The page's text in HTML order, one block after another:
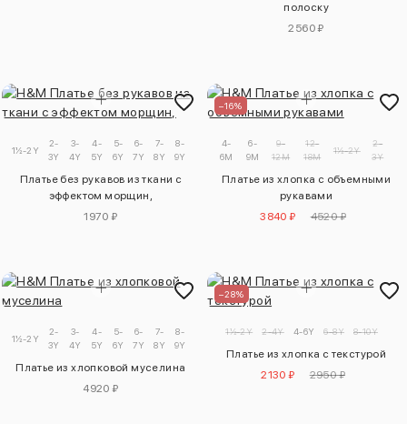
полоску
2560 ₽
1½-2Y
2-
3Y
3-
4Y
4-
5Y
5-
6Y
6-
7Y
7-
8Y
8-
9Y
Платье без рукавов из ткани с
эффектом морщин,
1970 ₽
–16%
4-
6M
6-
9M
9-
12M
12-
18M
1½-2Y
2-
3Y
Платье из хлопка с объемными
рукавами
3840 ₽
4520 ₽
1½-2Y
2-
3Y
3-
4Y
4-
5Y
5-
6Y
6-
7Y
7-
8Y
8-
9Y
Платье из хлопковой муселина
4920 ₽
–28%
1½-2Y 2-4Y 4-6Y 6-8Y 8-10Y
Платье из хлопка с текстурой
2130 ₽
2950 ₽